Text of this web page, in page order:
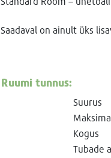
Saadaval on ainult üks
Suurus
Kogus
Tubade
Ruumi tunnus: